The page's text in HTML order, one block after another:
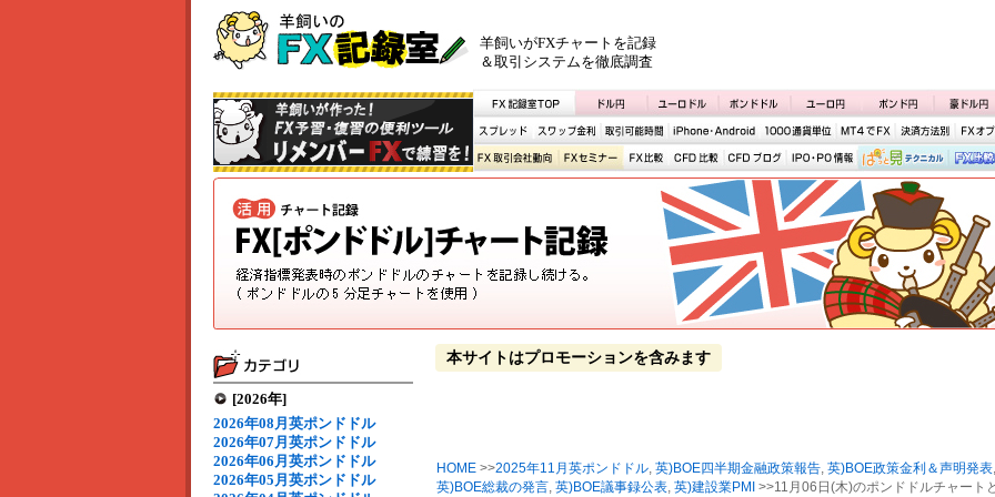
羊飼いがFXチャートを記録
＆取引システムを徹底調査
[2026年]
2026年08月英ポンドドル
2026年07月英ポンドドル
2026年06月英ポンドドル
2026年05月英ポンドドル
本サイトはプロモーションを含みます
HOME >>2025年11月英ポンドドル, 英)BOE四半期金融政策報告, 英)BOE政策金利＆声明発表,
英)BOE総裁の発言, 英)BOE議事録公表, 英)建設業PMI >>11月06日(木)のポンドドルチャート